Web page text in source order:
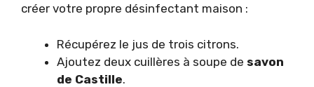
créer votre propre désinfectant maison :
Récupérez le jus de trois citrons.
Ajoutez deux cuillères à soupe de savon
de Castille.